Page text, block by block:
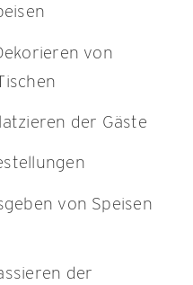
von
der Gäste
von Speisen
der